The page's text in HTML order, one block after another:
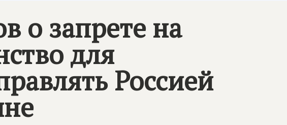
о запрете на
для
Россией